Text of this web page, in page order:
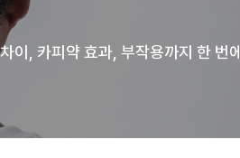
이, 카피약 효과, 부작용까지 한 번에